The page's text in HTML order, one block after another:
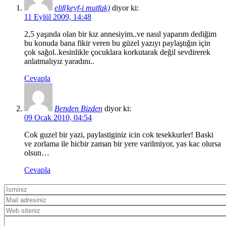
elif(keyf-i mutfak) diyor ki:
11 Eylül 2009, 14:48
2,5 yaşında olan bir kız annesiyim..ve nasıl yaparım dediğim
bu konuda bana fikir veren bu güzel yazıyı paylaştığın için
çok sağol..kesinlikle çocuklara korkutarak değil sevdirerek
anlatmalıyız yaradını..
Cevapla
Benden Bizden diyor ki:
09 Ocak 2010, 04:54
Cok guzel bir yazi, paylastiginiz icin cok tesekkurler! Baski
ve zorlama ile hicbir zaman bir yere varilmiyor, yas kac olursa
olsun…
Cevapla